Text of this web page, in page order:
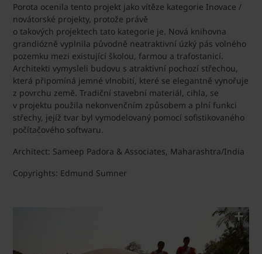
Porota ocenila tento projekt jako vítěze kategorie Inovace /
novátorské projekty, protože právě
o takových projektech tato kategorie je. Nová knihovna
grandiózně vyplnila původně neatraktivní úzký pás volného
pozemku mezi existující školou, farmou a trafostanicí.
Architekti vymysleli budovu s atraktivní pochozí střechou,
která připomíná jemné vlnobití, které se elegantně vynořuje
z povrchu země. Tradiční stavební materiál, cihla, se
v projektu použila nekonvenčním způsobem a plní funkci
střechy, jejíž tvar byl vymodelovaný pomocí sofistikovaného
počítačového softwaru.
Architect: Sameep Padora & Associates, Maharashtra/India
Copyrights: Edmund Sumner